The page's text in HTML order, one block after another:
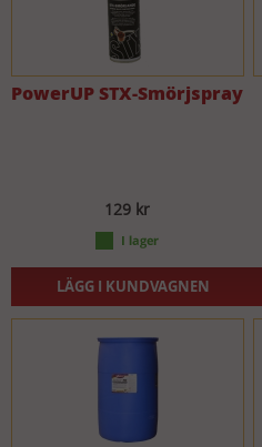
PowerUP STX-Smörjspray
129 kr
LÄGG I KUNDVAGNEN